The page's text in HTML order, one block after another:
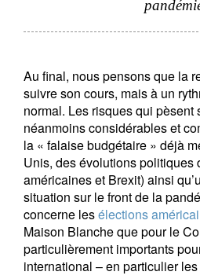
Au final, nous pensons que la
suivre son cours, mais à un
normal. Les risques qui pèsent
néanmoins considérables et
la « falaise budgétaire » déjà
Unis, des évolutions politiques
américaines et Brexit) ainsi
situation sur le front de la
concerne lesélections
Maison Blanche que pour le
particulièrement importants
international – en particulier